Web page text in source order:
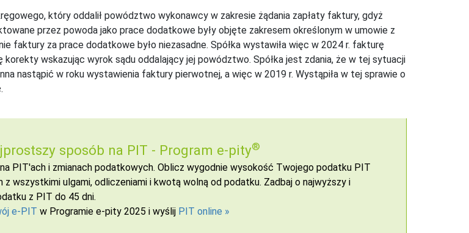
który oddalił powództwo wykonawcy w zakresie żądania zapłaty faktury, gdyż
przez powoda jako prace dodatkowe były objęte zakresem określonym w umowie z
faktury za prace dodatkowe było niezasadne. Spółka wystawiła więc w 2024 r. fakturę
korekty wskazując wyrok sądu oddalający jej powództwo. Spółka jest zdania, że w tej sytuacji
nastąpić w roku wystawienia faktury pierwotnej, a więc w 2019 r. Wystąpiła w tej sprawie o
sposób na PIT - Program e-pity®
na PIT'ach i zmianach podatkowych. Oblicz wygodnie wysokość Twojego podatku PIT
z wszystkimi ulgami, odliczeniami i kwotą wolną od podatku. Zadbaj o najwyższy i
z PIT do 45 dni.
e-PIT w Programie e-pity 2025 i wyślij PIT online